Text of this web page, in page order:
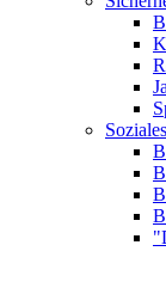
Soziales